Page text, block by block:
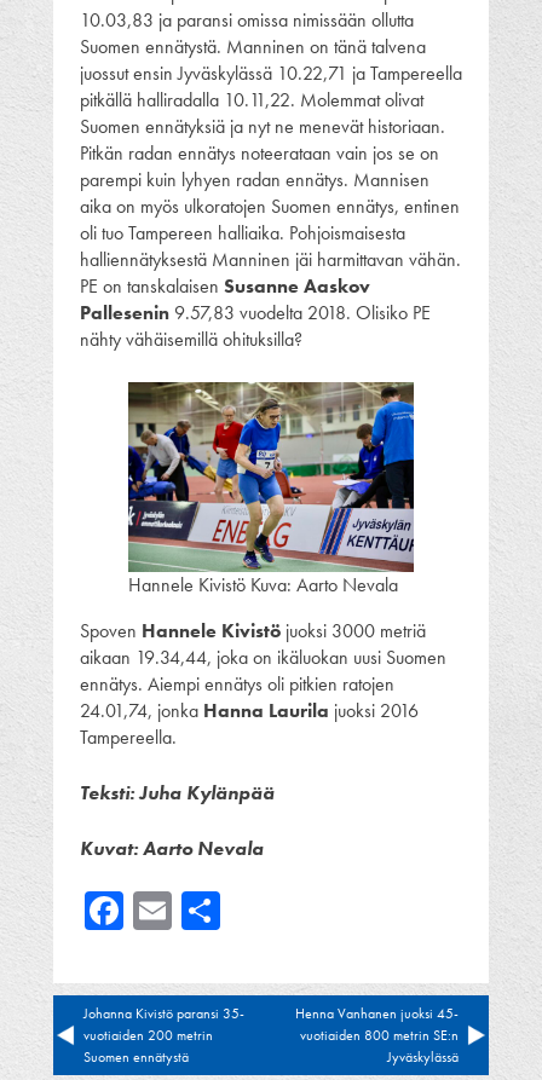
10.03,83 ja paransi omissa nimissään ollutta
Suomen ennätystä. Manninen on tänä talvena
juossut ensin Jyväskylässä 10.22,71 ja Tampereella
pitkällä halliradalla 10.11,22. Molemmat olivat
Suomen ennätyksiä ja nyt ne menevät historiaan.
Pitkän radan ennätys noteerataan vain jos se on
parempi kuin lyhyen radan ennätys. Mannisen
aika on myös ulkoratojen Suomen ennätys, entinen
oli tuo Tampereen halliaika. Pohjoismaisesta
halliennätyksestä Manninen jäi harmittavan vähän.
PE on tanskalaisen Susanne Aaskov
Pallesenin 9.57,83 vuodelta 2018. Olisiko PE
nähty vähäisemillä ohituksilla?
Hannele Kivistö Kuva: Aarto Nevala
Spoven Hannele Kivistö juoksi 3000 metriä
aikaan 19.34,44, joka on ikäluokan uusi Suomen
ennätys. Aiempi ennätys oli pitkien ratojen
24.01,74, jonka Hanna Laurila juoksi 2016
Tampereella.
Teksti: Juha Kylänpää
Kuvat: Aarto Nevala
Facebook
Email
Artikkelien
selaus
Johanna Kivistö paransi 35-
vuotiaiden 200 metrin
Suomen ennätystä
Henna Vanhanen juoksi 45-
vuotiaiden 800 metrin SE:n
Jyväskylässä